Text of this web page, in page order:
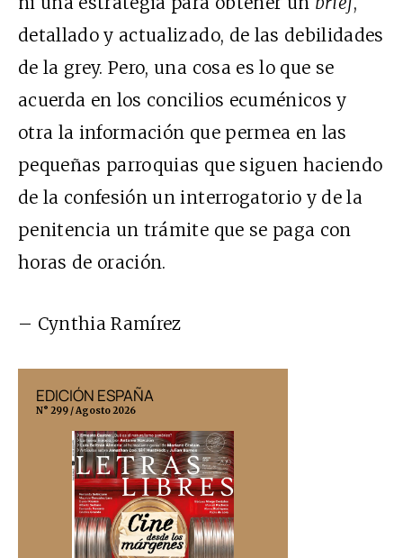
detallado y actualizado, de las debilidades
de la grey. Pero, una cosa es lo que se
acuerda en los concilios ecuménicos y
otra la información que permea en las
pequeñas parroquias que siguen haciendo
de la confesión un interrogatorio y de la
penitencia un trámite que se paga con
horas de oración.
– Cynthia Ramírez
EDICIÓN ESPAÑA
N° 299 / Agosto 2026